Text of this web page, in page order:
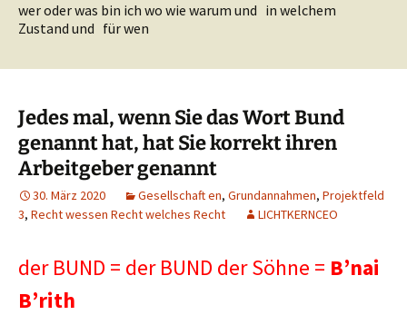
wer oder was bin ich wo wie warum und in welchem
Zustand und für wen
Jedes mal, wenn Sie das Wort Bund
genannt hat, hat Sie korrekt ihren
Arbeitgeber genannt
30. März 2020 Gesellschaft en, Grundannahmen, Projektfeld
3, Recht wessen Recht welches Recht LICHTKERNCEO
der BUND = der BUND der Söhne = B’nai
B’rith